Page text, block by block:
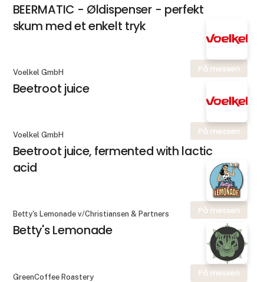
BEERMATIC - Øldispenser - perfekt
skum med et enkelt tryk
På messen
Voelkel GmbH
Beetroot juice
På messen
Voelkel GmbH
Beetroot juice, fermented with lactic
acid
På messen
Betty's Lemonade v/Christiansen & Partners
Betty's Lemonade
På messen
GreenCoffee Roastery